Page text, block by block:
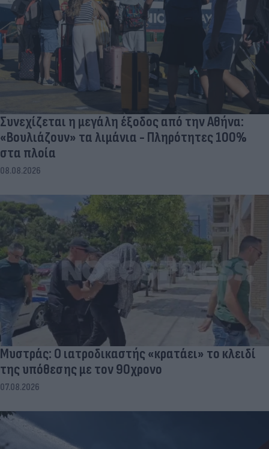
Συνεχίζεται η μεγάλη έξοδος από την Αθήνα:
«Βουλιάζουν» τα λιμάνια - Πληρότητες 100%
στα πλοία
08.08.2026
Μυστράς: Ο ιατροδικαστής «κρατάει» το κλειδί
της υπόθεσης με τον 90χρονο
07.08.2026